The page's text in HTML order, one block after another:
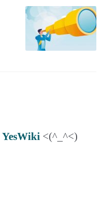
YesWiki <(^_^<)